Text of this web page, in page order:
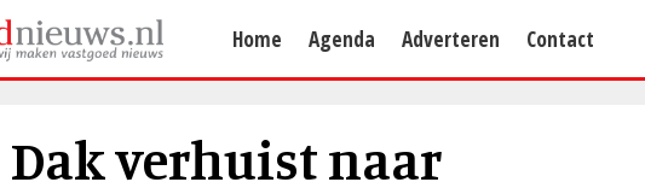
Home Agenda Adverteren Contact
verhuist naar